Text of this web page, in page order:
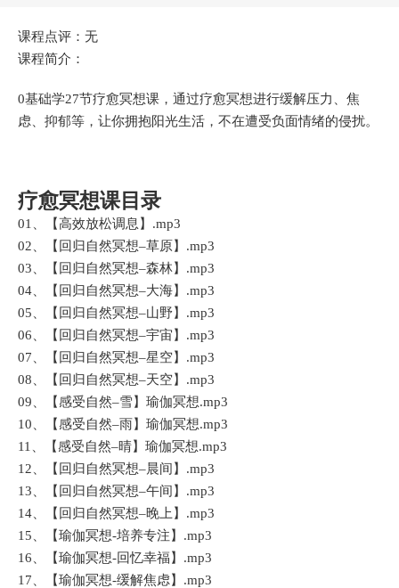
课程点评：无
课程简介：
0基础学27节疗愈冥想课，通过疗愈冥想进行缓解压力、焦
虑、抑郁等，让你拥抱阳光生活，不在遭受负面情绪的侵扰。
疗愈冥想课目录
01、【高效放松调息】.mp3
02、【回归自然冥想–草原】.mp3
03、【回归自然冥想–森林】.mp3
04、【回归自然冥想–大海】.mp3
05、【回归自然冥想–山野】.mp3
06、【回归自然冥想–宇宙】.mp3
07、【回归自然冥想–星空】.mp3
08、【回归自然冥想–天空】.mp3
09、【感受自然–雪】瑜伽冥想.mp3
10、【感受自然–雨】瑜伽冥想.mp3
11、【感受自然–晴】瑜伽冥想.mp3
12、【回归自然冥想–晨间】.mp3
13、【回归自然冥想–午间】.mp3
14、【回归自然冥想–晚上】.mp3
15、【瑜伽冥想-培养专注】.mp3
16、【瑜伽冥想-回忆幸福】.mp3
17、【瑜伽冥想-缓解焦虑】.mp3